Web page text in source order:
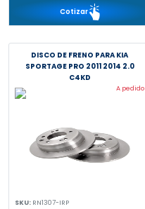
Cotizar
DISCO DE FRENO PARA KIA
SPORTAGE PRO 2011 2014 2.0
C4KD
A pedido
SKU: RN1307-IRP